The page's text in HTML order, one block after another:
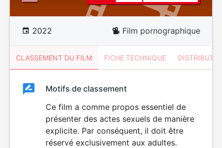
2022 Film pornographique
CLASSEMENT DU FILM FICHE TECHNIQUE
ClassementClassement
SEXUALITÉ
EXPLICITE
Motifs de classement
Ce film a comme propos essentiel de
présenter des actes sexuels de manière
explicite. Par conséquent, il doit être
réservé exclusivement aux adultes.